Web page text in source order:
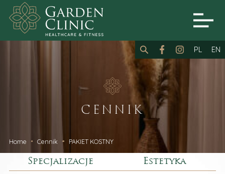
PL EN
CENNIK
Home Cennik PAKIET KOSTNY
Specjalizacje Estetyka